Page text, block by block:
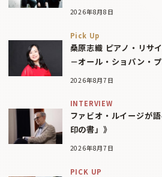
2026年8月8日
Pick Up
桑原志織 ピアノ・リサ
－オール・ショパン・
2026年8月7日
INTERVIEW
ファビオ・ルイージが
印の書」》
2026年8月7日
PICK UP